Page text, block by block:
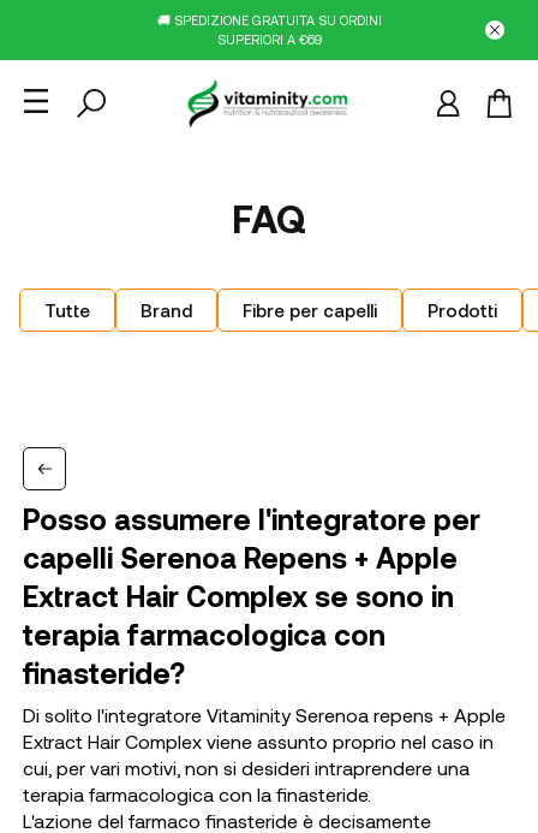
🚚 SPEDIZIONE GRATUITA SU ORDINI
SUPERIORI A €69
FAQ
Tutte Brand Fibre per capelli Prodotti
Posso assumere l'integratore per
capelli Serenoa Repens + Apple
Extract Hair Complex se sono in
terapia farmacologica con
finasteride?
Di solito l'integratore Vitaminity Serenoa repens + Apple
Extract Hair Complex viene assunto proprio nel caso in
cui, per vari motivi, non si desideri intraprendere una
terapia farmacologica con la finasteride.
L'azione del farmaco finasteride è decisamente